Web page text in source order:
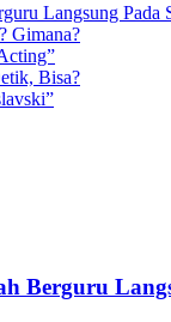
Langsung Pada
Gimana?
Bisa?
Berguru